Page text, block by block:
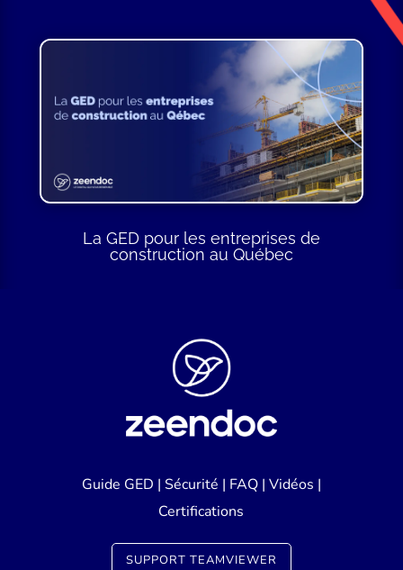
La GED pour les entreprises de
construction au Québec
Guide GED | Sécurité | FAQ| Vidéos |
Certifications
SUPPORT TEAMVIEWER